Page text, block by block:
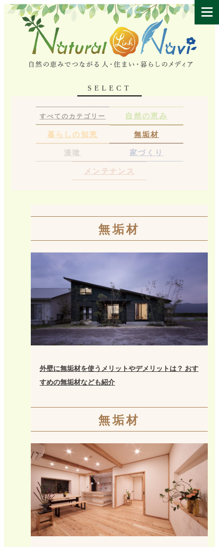
SELECT
すべてのカテゴリー
自然の恵み
暮らしの知恵
無垢材
漆喰
家づくり
メンテナンス
無垢材
外壁に無垢材を使うメリットやデメリットは？ おす
すめの無垢材なども紹介
無垢材